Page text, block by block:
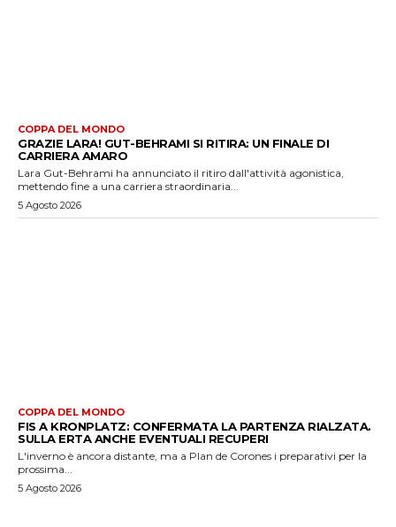
COPPA DEL MONDO
GRAZIE LARA! GUT-BEHRAMI SI RITIRA: UN FINALE DI
CARRIERA AMARO
Lara Gut-Behrami ha annunciato il ritiro dall'attività agonistica,
mettendo fine a una carriera straordinaria...
5 Agosto 2026
COPPA DEL MONDO
FIS A KRONPLATZ: CONFERMATA LA PARTENZA RIALZATA.
SULLA ERTA ANCHE EVENTUALI RECUPERI
L'inverno è ancora distante, ma a Plan de Corones i preparativi per la
prossima...
5 Agosto 2026